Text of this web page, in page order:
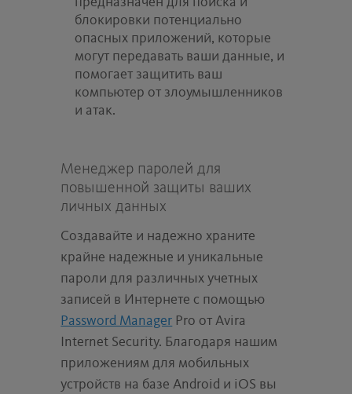
блокировки потенциально
опасных приложений, которые
могут передавать ваши данные, и
помогает защитить ваш
компьютер от злоумышленников
и атак.
Менеджер паролей для
повышенной защиты ваших
личных данных
Создавайте и надежно храните
крайне надежные и уникальные
пароли для различных учетных
записей в Интернете с помощью
Password Manager Pro от Avira
Internet Security. Благодаря нашим
приложениям для мобильных
устройств на базе Android и iOS вы